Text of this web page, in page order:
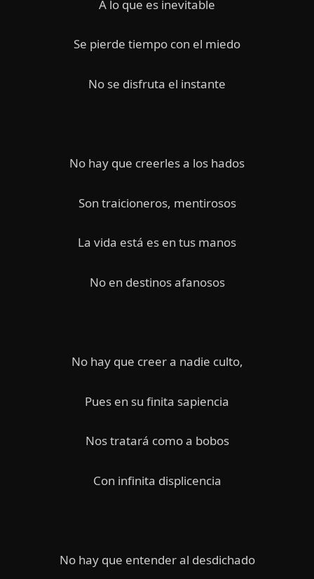
A lo que es inevitable
Se pierde tiempo con el miedo
No se disfruta el instante
No hay que creerles a los hados
Son traicioneros, mentirosos
La vida está es en tus manos
No en destinos afanosos
No hay que creer a nadie culto,
Pues en su finita sapiencia
Nos tratará como a bobos
Con infinita displicencia
No hay que entender al desdichado